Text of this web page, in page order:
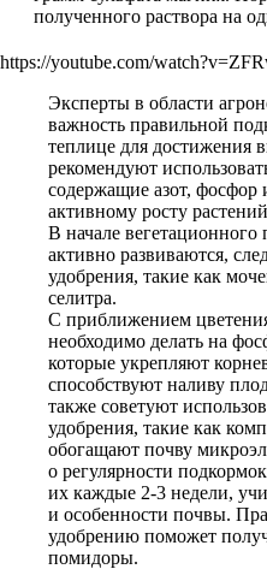
полученного раствора на
https://youtube.com/
Эксперты в области
важность правильной
теплице для достижения
рекомендуют
содержащие азот, фосфор
активному росту
В начале вегетационного
активно развиваются,
удобрения, такие как
селитра.
С приближением
необходимо делать на
которые укрепляют
способствуют наливу
также советуют
удобрения, такие как
обогащают почву
о регулярности
их каждые 2-3 недели,
и особенности почвы.
удобрению поможет
помидоры.